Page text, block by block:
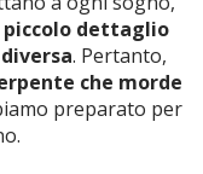
piccolo dettaglio
. Pertanto,
che morde
preparato per